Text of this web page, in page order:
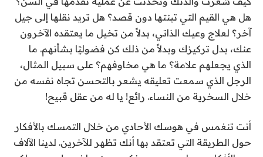
هل هي القيم التي تبنتها دون قصد؟ هل تريد نقلها إلى جيل
آخر؟ لعلاج وعيك الذاتي، بدلاً من تخيل ما يعتقده الآخرون
عنك، بدل تركيزك وبدلاً من ذلك كن فضوليًا بشأنهم. ما
الذي يجعلهم علامة؟ ما هي مخاوفهم؟ على سبيل المثال،
الرجل الذي سمعت تعليقه يشعر بالتحسن تجاه نفسه من
خلال السخرية من النساء. رائع! يا له من عقل قبيح!
أنت تنغمس في هوسك الأحادي من خلال التمسك بالأفكار
حول الطريقة التي تعتقد بها أنك تظهر للآخرين. لدينا الآلاف